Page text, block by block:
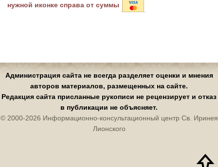
нужной иконке справа от суммы
Администрация сайта не всегда разделяет оценки и мнения
авторов материалов, размещенных на сайте.
Редакция сайта присланные рукописи не рецензирует и отказ
в публикации не объясняет.
© 2000-2026 Информационно-консультационный центр Св. Иринея
Лионского